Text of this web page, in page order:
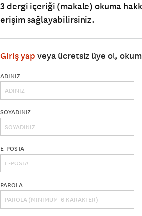
3 dergi içeriği (makale) okuma
erişim sağlayabilirsiniz.
Giriş yap veya ücretsiz üye ol,
ADINIZ
SOYADINIZ
E-POSTA
PAROLA